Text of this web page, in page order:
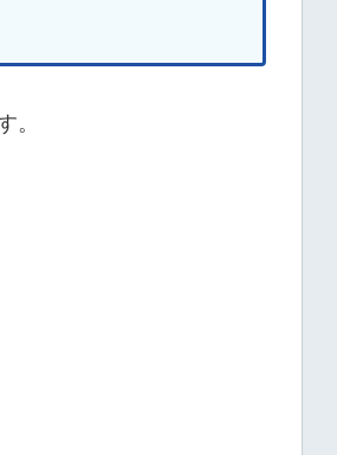
。